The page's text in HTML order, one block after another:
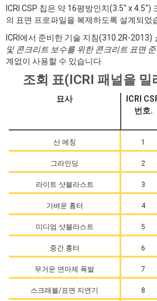
ICRI CSP 칩은 약 16평방인치(3.5" x 4.5")
의 표면 프로파일을 복제하도록 설계되었
ICRI에서 준비한 기술 지침(310.2R-2013)
및 콘크리트 보수를 위한 콘크리트 표면
계없이 사용할 수 있습니다.
조회 표(ICRI 패널을 밀
묘사
ICRI
번호.
1
그라인딩 2
산 에칭
3
라이트 샷블라스트
4
가벼운 흉터
5
미디엄 샷블라스트
중간 흉터 6
무거운 연마제 폭발
스크래블/표면 지연기
7
8